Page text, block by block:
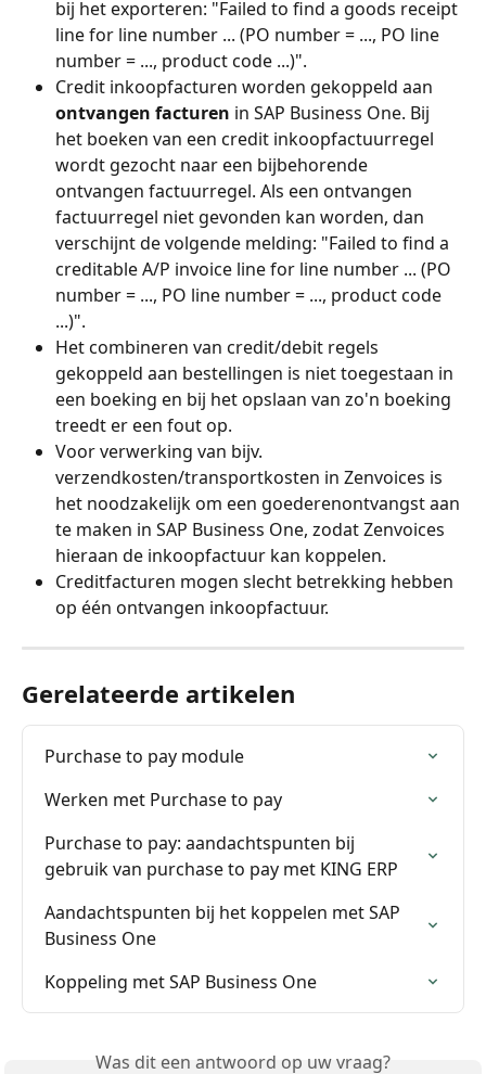
bij het exporteren: "Failed to find a goods receipt
line for line number ... (PO number = ..., PO line
number = ..., product code ...)".
Credit inkoopfacturen worden gekoppeld aan
ontvangen facturen in SAP Business One. Bij
het boeken van een credit inkoopfactuurregel
wordt gezocht naar een bijbehorende
ontvangen factuurregel. Als een ontvangen
factuurregel niet gevonden kan worden, dan
verschijnt de volgende melding: "Failed to find a
creditable A/P invoice line for line number ... (PO
number = ..., PO line number = ..., product code
...)".
Het combineren van credit/debit regels
gekoppeld aan bestellingen is niet toegestaan in
een boeking en bij het opslaan van zo'n boeking
treedt er een fout op.
Voor verwerking van bijv.
verzendkosten/transportkosten in Zenvoices is
het noodzakelijk om een goederenontvangst aan
te maken in SAP Business One, zodat Zenvoices
hieraan de inkoopfactuur kan koppelen.
Creditfacturen mogen slecht betrekking hebben
op één ontvangen inkoopfactuur.
Gerelateerde artikelen
Purchase to pay module
Werken met Purchase to pay
Purchase to pay: aandachtspunten bij
gebruik van purchase to pay met KING ERP
Aandachtspunten bij het koppelen met SAP
Business One
Koppeling met SAP Business One
Was dit een antwoord op uw vraag?